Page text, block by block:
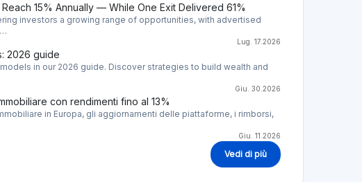
15% Annually — While One Exit Delivered 61%
investors a growing range of opportunities, with advertised
Lug. 17.2026
2026 guide
in our 2026 guide. Discover strategies to build wealth and
Giu. 30.2026
con rendimenti fino al 13%
in Europa, gli aggiornamenti delle piattaforme, i rimborsi,
Giu. 11.2026
Vedi di più